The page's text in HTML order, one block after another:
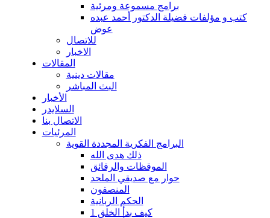
برامج مسموعة ومرئية
كتب و مؤلفات فضيلة الدكتور أحمد عبده
عوض
للاتصال
الاخبار
المقالات
مقالات دينية
البث المباشر
الأخبار
السلايدر
الاتصال بنا
المرئيات
البرامج الفكرية المجددة القوية
ذلك هدى الله
الموقظات والرقائق
حوار مع صديقي الملحد
المنصفون
الحكم الربانية
كيف بدأ الخلق 1